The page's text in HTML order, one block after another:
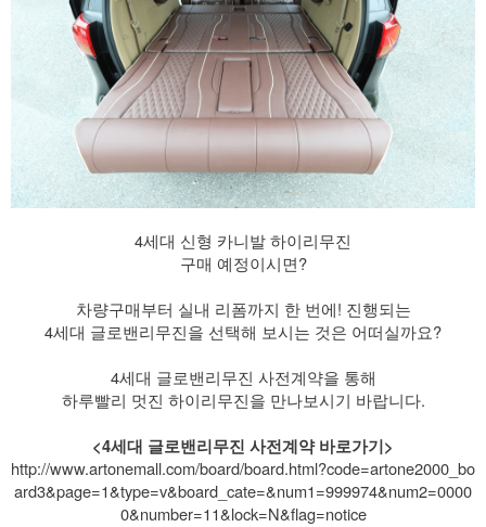
4세대 신형 카니발 하이리무진
구매 예정이시면?
​ 차량구매부터 실내 리폼까지 한 번에! 진행되는
4세대 글로밴리무진을 선택해 보시는 것은 어떠실까요?
​ 4세대 글로밴리무진 사전계약을 통해
하루빨리 멋진 하이리무진을 만나보시기 바랍니다.
<4세대 글로밴리무진 사전계약 바로가기>
http://www.artonemall.com/board/board.html?code=artone2000_bo
ard3&page=1&type=v&board_cate=&num1=999974&num2=0000
0&number=11&lock=N&flag=notice